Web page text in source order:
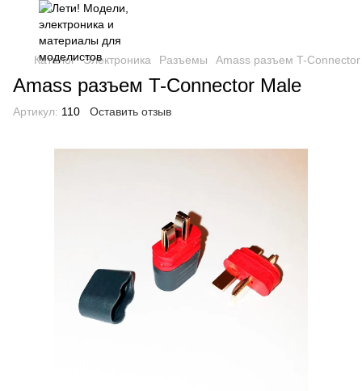
Каталог Электроника Разъемы Amass разъем T-
Amass разъем T-Connector Male
Артикул: 110 Оставить отзыв